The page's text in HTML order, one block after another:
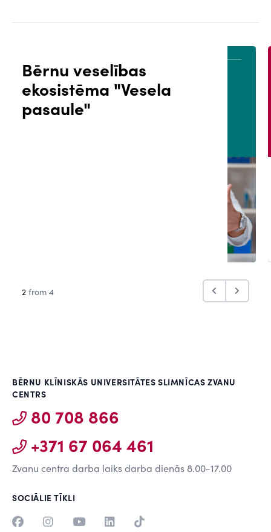
Bērnu veselības
ekosistēma "Vesela
pasaule"
PACIENTA PORTĀLS
2 from 4
BĒRNU KLĪNISKĀS UNIVERSITĀTES SLIMNĪCAS ZVANU
CENTRS
80 708 866
+371 67 064 461
Zvanu centra darba laiks darba dienās 8.00-17.00
SOCIĀLIE TĪKLI